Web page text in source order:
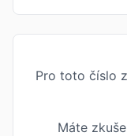
Pro toto číslo
Máte